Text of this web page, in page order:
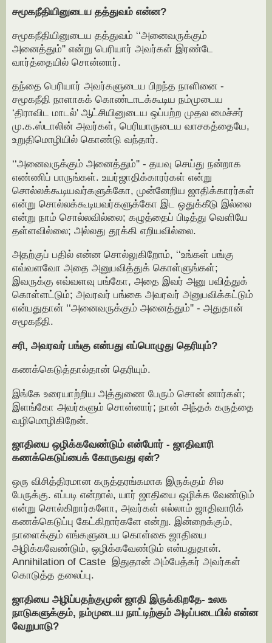
சமூகநீதியினுடைய தத்துவம் என்ன?
சமூகநீதியினுடைய தத்துவம் ‘‘அனைவருக்கும்
அனைத்தும்'' என்று பெரியார் அவர்கள் இரண்டே
வார்த்தையில் சொன்னார்.
தந்தை பெரியார் அவர்களுடைய பிறந்த நாளினை -
சமூகநீதி நாளாகக் கொண்டாடக்கூடிய நம்முடைய
‘திராவிட மாடல்' ஆட்சியினுடைய ஒப்பற்ற முதல மைச்சர்
மு.க.ஸ்டாலின் அவர்கள், பெரியாருடைய வாசகத்தையே,
உறுதிமொழியில் கொண்டு வந்தார்.
‘‘அனைவருக்கும் அனைத்தும்'' - தயவு செய்து நன்றாக
எண்ணிப் பாருங்கள். உயர்ஜாதிக்காரர்கள் என்று
சொல்லக்கூடியவர்களுக்கோ, முன்னேறிய ஜாதிக்காரர்கள்
என்று சொல்லக்கூடியவர்களுக்கோ இட ஒதுக்கீடு இல்லை
என்று நாம் சொல்லவில்லை; கழுத்தைப் பிடித்து வெளியே
தள்ளவில்லை; அல்லது தூக்கி எறியவில்லை.
அதற்குப் பதில் என்ன சொல்லுகிறோம், ‘‘உங்கள் பங்கு
எவ்வளவோ அதை அனுபவித்துக் கொள்ளுங்கள்;
இவருக்கு எவ்வளவு பங்கோ, அதை இவர் அனு பவித்துக்
கொள்ளட்டும்; அவரவர் பங்கை அவரவர் அனுபவிக்கட்டும்
என்பதுதான் ‘‘அனைவருக்கும் அனைத்தும்'' - அதுதான்
சமூகநீதி.
சரி, அவரவர் பங்கு என்பது எப்பொழுது தெரியும்?
கணக்கெடுத்தால்தான் தெரியும்.
இங்கே உரையாற்றிய அத்துணை பேரும் சொன் னார்கள்;
இளங்கோ அவர்களும் சொன்னார்; நான் அந்தக் கருத்தை
வழிமொழிகிறேன்.
ஜாதியை ஒழிக்கவேண்டும் என்போர் - ஜாதிவாரி
கணக்கெடுப்பைக் கோருவது ஏன்?
ஒரு விசித்திரமான கருத்தரங்கமாக இருக்கும் சில
பேருக்கு. எப்படி என்றால், யார் ஜாதியை ஒழிக்க வேண்டும்
என்று சொல்கிறார்களோ, அவர்கள் எல்லாம் ஜாதிவாரிக்
கணக்கெடுப்பு கேட்கிறார்களே என்று. இன்றைக்கும்,
நாளைக்கும் எங்களுடைய கொள்கை ஜாதியை
அழிக்கவேண்டும், ஒழிக்கவேண்டும் என்பதுதான்.
Annihilation of Caste இதுதான் அம்பேத்கர் அவர்கள்
கொடுத்த தலைப்பு.
ஜாதியை அழிப்பதற்குமுன் ஜாதி இருக்கிறதே- உலக
நாடுகளுக்கும், நம்முடைய நாட்டிற்கும் அடிப்படையில் என்ன
வேறுபாடு?